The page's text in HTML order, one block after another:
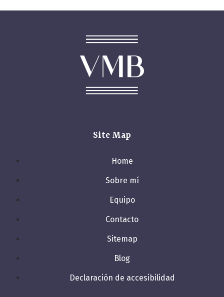
Site Map
Home
Sobre mí
Equipo
Contacto
Sitemap
Blog
Declaración de accesibilidad